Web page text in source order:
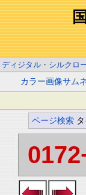
ディジタル・シルクロ
カラー画像サム
ページ検索